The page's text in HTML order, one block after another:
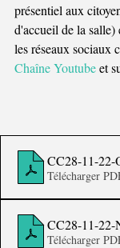
présentiel aux
d'accueil de la salle)
les réseaux sociaux
Chaîne Youtube et
CC28-11-22-
Télécharger
CC28-11-22-
Télécharger